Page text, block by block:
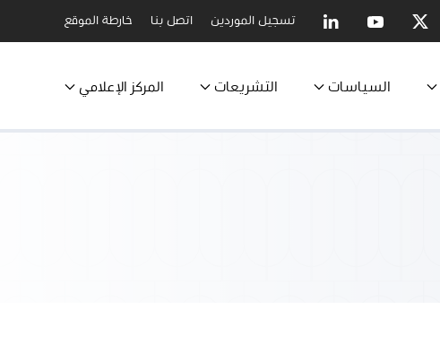
تسجيل الموردين اتصل بنا خارطة الموقع
السياسات التشريعات المركز الإعلامي